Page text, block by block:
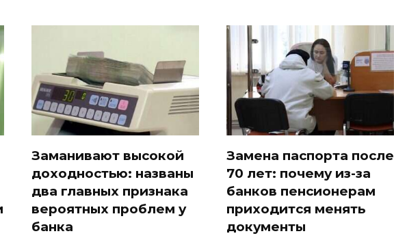
Заманивают высокой
доходностью: названы
два главных признака
вероятных проблем у
банка
Замена паспорта после
70 лет: почему из-за
банков пенсионерам
приходится менять
документы